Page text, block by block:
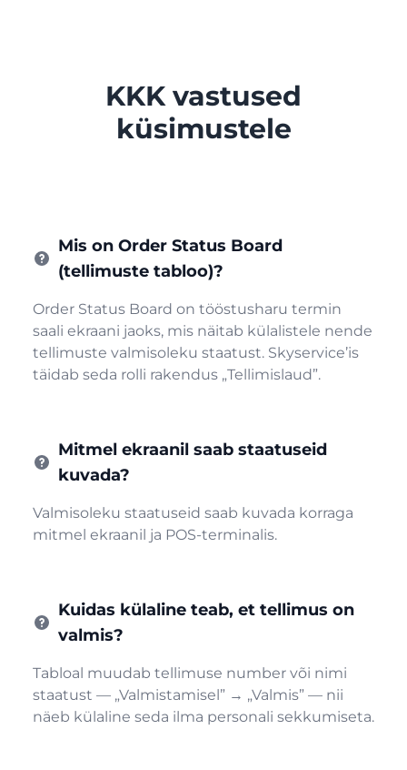
Kosmeetika
KKK vastused
küsimustele
Mis on Order Status Board
(tellimuste tabloo)?
Order Status Board on tööstusharu termin
saali ekraani jaoks, mis näitab külalistele nende
tellimuste valmisoleku staatust. Skyservice’is
täidab seda rolli rakendus „Tellimislaud”.
Mitmel ekraanil saab staatuseid
kuvada?
Valmisoleku staatuseid saab kuvada korraga
mitmel ekraanil ja POS-terminalis.
Kuidas külaline teab, et tellimus on
valmis?
Tabloal muudab tellimuse number või nimi
staatust — „Valmistamisel” → „Valmis” — nii
näeb külaline seda ilma personali sekkumiseta.